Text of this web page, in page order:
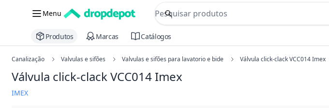
Menu
commerce search no header
Procurar
Produtos Marcas Catálogos
Canalização Valvulas e sifões Valvulas e sifões para lavatorio e bide Válvula click-clack VCC014 Imex
Válvula click-clack VCC014 Imex
IMEX